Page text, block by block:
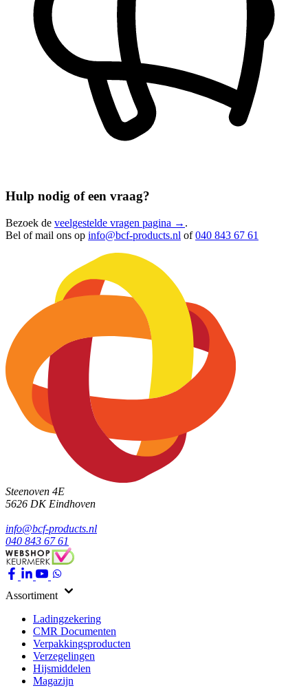
Hulp nodig of een vraag?
Bezoek de veelgestelde vragen pagina → .
Bel of mail ons op info@bcf-products.nl of040 843 67 61
Steenoven 4E
5626 DK Eindhoven
info@bcf-products.nl
040 843 67 61
Assortiment
Ladingzekering
CMR Documenten
Verpakkingsproducten
Verzegelingen
Hijsmiddelen
Magazijn